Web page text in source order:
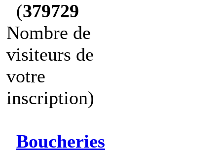
(379729
Nombre de
visiteurs de
votre
inscription)
Boucheries